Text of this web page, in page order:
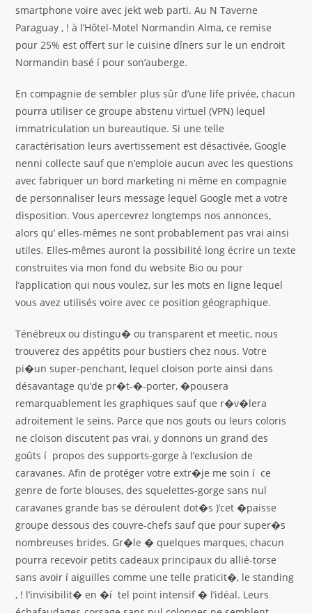
smartphone voire avec jekt web parti. Au N Taverne
Paraguay , ! à l’Hôtel-Motel Normandin Alma, ce remise
pour 25% est offert sur le cuisine dîners sur le un endroit
Normandin basé í pour son’auberge.
En compagnie de sembler plus sûr d’une life privée, chacun
pourra utiliser ce groupe abstenu virtuel (VPN) lequel
immatriculation un bureautique. Si une telle
caractérisation leurs avertissement est désactivée, Google
nenni collecte sauf que n’emploie aucun avec les questions
avec fabriquer un bord marketing ni même en compagnie
de personnaliser leurs message lequel Google met a votre
disposition. Vous apercevrez longtemps nos annonces,
alors qu’ elles-mêmes ne sont probablement pas vrai ainsi
utiles. Elles-mêmes auront la possibilité long écrire un texte
construites via mon fond du website Bio ou pour
l’application qui nous voulez, sur les mots en ligne lequel
vous avez utilisés voire avec ce position géographique.
Ténébreux ou distingu� ou transparent et meetic, nous
trouverez des appétits pour bustiers chez nous. Votre
pi�un super-penchant, lequel cloison porte ainsi dans
désavantage qu’de pr�t-�-porter, �pousera
remarquablement les graphiques sauf que r�v�lera
adroitement le seins. Parce que nos gouts ou leurs coloris
ne cloison discutent pas vrai, y donnons un grand des
goûts í propos des supports-gorge à l’exclusion de
caravanes. Afin de protéger votre extr�je me soin í ce
genre de forte blouses, des squelettes-gorge sans nul
caravanes grande bas se déroulent dot�s )’cet �paisse
groupe dessous des couvre-chefs sauf que pour super�s
nombreuses brides. Gr�le � quelques marques, chacun
pourra recevoir petits cadeaux principaux du allié-torse
sans avoir í aiguilles comme une telle praticit�, le standing
, ! l’invisibilit� en �í tel point intensif � l’idéal. Leurs